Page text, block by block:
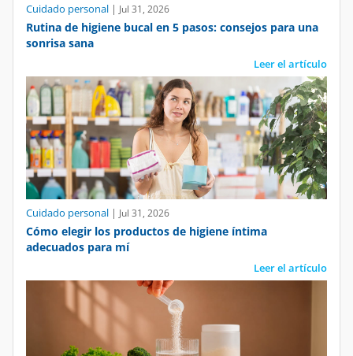
Rutina de higiene bucal en 5 pasos: consejos para una
sonrisa sana
Cuidado personal|Jul 31, 2026
Cómo elegir los productos de higiene íntima
adecuados para mí